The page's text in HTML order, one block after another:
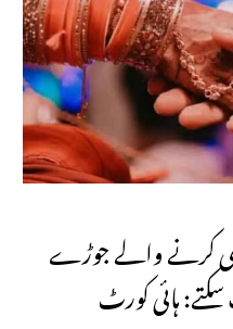
کرنے والے جوڑے
ہائی کورٹ